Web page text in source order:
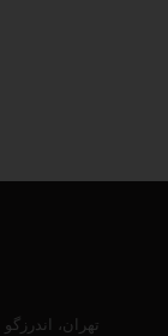
تهران، اندرزگو